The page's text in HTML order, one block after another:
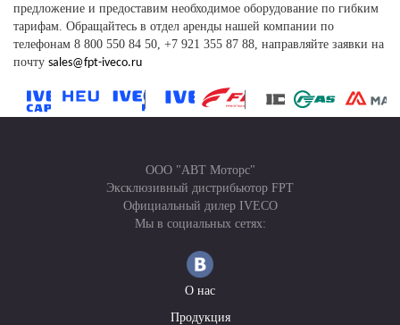
предложение и предоставим необходимое оборудование по гибким
тарифам. Обращайтесь в отдел аренды нашей компании по
телефонам 8 800 550 84 50, +7 921 355 87 88, направляйте заявки на
почту sales@fpt-iveco.ru
ООО "АВТ Моторс"
Эксклюзивный дистрибьютор FPT
Официальный дилер IVECO
Мы в социальных сетях:
О нас
Продукция